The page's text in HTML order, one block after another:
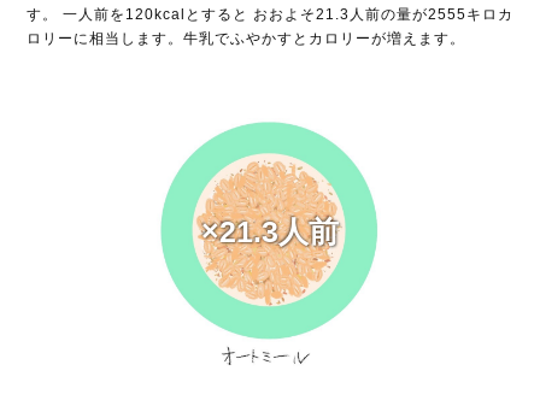
す。 一人前を120kcalとすると おおよそ21.3人前の量が2555キロカ
ロリーに相当します。牛乳でふやかすとカロリーが増えます。
×21.3人前